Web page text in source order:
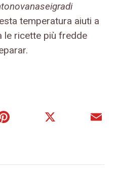
temperatura aiuti a
le ricette più fredde
Pinterest